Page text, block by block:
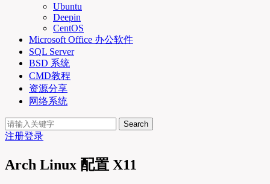
Ubuntu
Deepin
CentOS
Microsoft Office 办公软件
SQL Server
BSD 系统
CMD教程
资源分享
网络系统
Search
注册登录
Arch Linux 配置 X11